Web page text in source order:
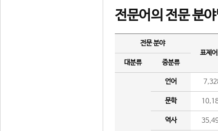
전문어의 전문 분
전문 분야
표제
대분류
중분류
언어
문학
역사